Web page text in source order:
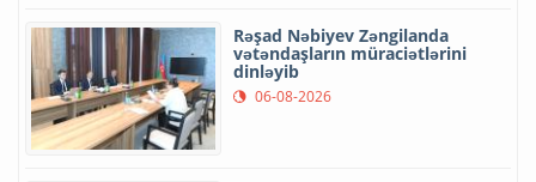
Rəşad Nəbiyev Zəngilanda
vətəndaşların müraciətlərini
dinləyib
06-08-2026